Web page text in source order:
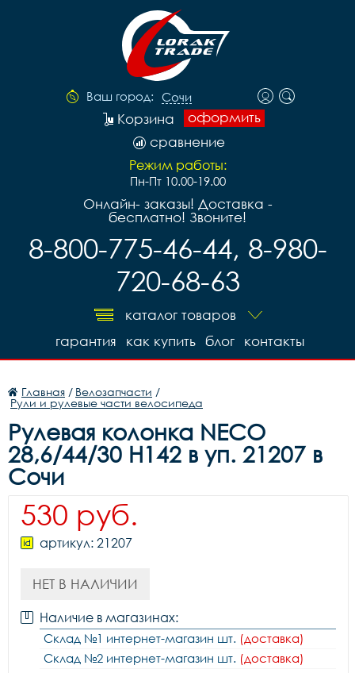
Ваш город: Сочи
оформить
Корзина
сравнение
Режим работы:
Пн-Пт 10.00-19.00
Онлайн- заказы! Доставка -
бесплатно! Звоните!
8-800-775-46-44, 8-980-
720-68-63
каталог товаров
контакты
блог
как купить
гарантия
Главная / Велозапчасти /
Рули и рулевые части велосипеда
Рулевая колонка NECO
28,6/44/30 H142 в уп. 21207 в
Сочи
530 руб.
артикул: 21207
НЕТ В НАЛИЧИИ
Наличие в магазинах:
Склад №1 интернет-магазин шт. (доставка)
Склад №2 интернет-магазин шт. (доставка)